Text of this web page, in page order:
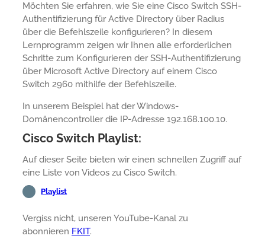
Möchten Sie erfahren, wie Sie eine Cisco Switch SSH-
Authentifizierung für Active Directory über Radius
über die Befehlszeile konfigurieren? In diesem
Lernprogramm zeigen wir Ihnen alle erforderlichen
Schritte zum Konfigurieren der SSH-Authentifizierung
über Microsoft Active Directory auf einem Cisco
Switch 2960 mithilfe der Befehlszeile.
In unserem Beispiel hat der Windows-
Domänencontroller die IP-Adresse 192.168.100.10.
Cisco Switch Playlist:
Auf dieser Seite bieten wir einen schnellen Zugriff auf
eine Liste von Videos zu Cisco Switch.
Playlist
Vergiss nicht, unseren YouTube-Kanal zu
abonnieren FKIT.